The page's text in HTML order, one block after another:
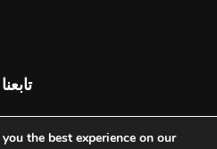
تابعنا
the best experience on our